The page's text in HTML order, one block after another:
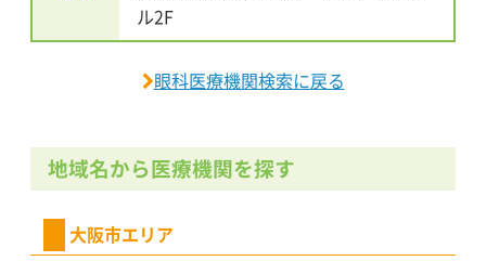
ル2F
眼科医療機関検索に戻る
地域名から医療機関を探す
大阪市エリア